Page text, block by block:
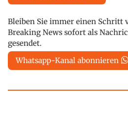
Bleiben Sie immer einen Schritt
Breaking News sofort als
gesendet.
Whatsapp-Kanal abonnieren